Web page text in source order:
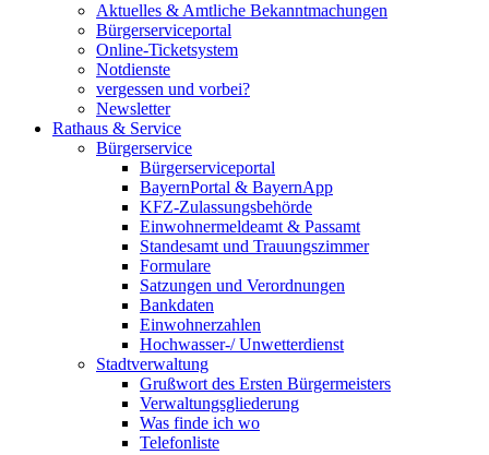
Aktuelles & Amtliche Bekanntmachungen
Bürgerserviceportal
Online-Ticketsystem
Notdienste
vergessen und vorbei?
Newsletter
Rathaus & Service
Bürgerservice
Bürgerserviceportal
BayernPortal & BayernApp
KFZ-Zulassungsbehörde
Einwohnermeldeamt & Passamt
Standesamt und Trauungszimmer
Formulare
Satzungen und Verordnungen
Bankdaten
Einwohnerzahlen
Hochwasser-/ Unwetterdienst
Stadtverwaltung
Grußwort des Ersten Bürgermeisters
Verwaltungsgliederung
Was finde ich wo
Telefonliste